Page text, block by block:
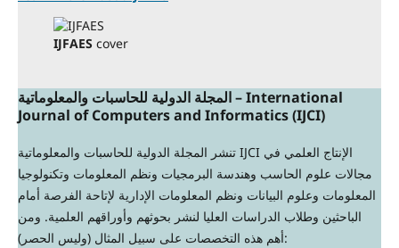
IJFAES cover
المجلة الدولية للحاسبات والمعلوماتية – International
Journal of Computers and Informatics (IJCI)
تنشر المجلة الدولية للحاسبات والمعلوماتية IJCI الإنتاج العلمي في
مجالات علوم الحاسب وهندسة البرمجيات ونظم المعلومات وتكنولوجيا
المعلومات وعلوم البيانات ونظم المعلومات الإدارية لإتاحة الفرصة أمام
الباحثين وطلاب الدراسات العليا لنشر بحوثهم وأوراقهم العلمية. ومن
أهم هذه التخصصات على سبيل المثال (وليس الحصر):